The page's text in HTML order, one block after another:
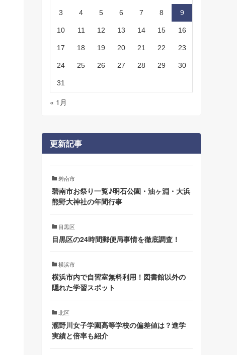
3 4 5 6 7 8 9
10 11 12 13 14 15 16
17 18 19 20 21 22 23
24 25 26 27 28 29 30
31
« 1月
更新記事
碧南市
碧南市お祭り一覧♪明石公園・油ヶ淵・大浜
熊野大神社の年間行事
目黒区
目黒区の24時間郵便局事情を徹底調査！
横浜市
横浜市内で自習室無料利用！図書館以外の
隠れた学習スポット
北区
瀧野川女子学園高等学校の偏差値は？進学
実績と倍率も紹介